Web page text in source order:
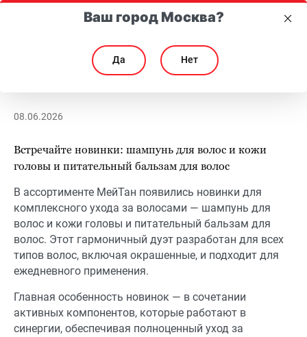
Новинка: шампунь и бальзам для волос
08.06.2026
Встречайте новинки: шампунь для волос и кожи
головы и питательный бальзам для волос
В ассортименте МейТан появились новинки для
комплексного ухода за волосами — шампунь для
волос и кожи головы и питательный бальзам для
волос. Этот гармоничный дуэт разработан для всех
типов волос, включая окрашенные, и подходит для
ежедневного применения.
Главная особенность новинок — в сочетании
активных компонентов, которые работают в
синергии, обеспечивая полноценный уход за
Ваш город Москва?
Да Нет